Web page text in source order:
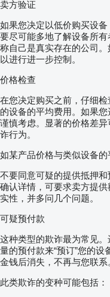
卖方验证
如果您决定以低价购买设
要尽可能多地了解设备所
称自己是真实存在的公司
以进行进一步控制。
价格检查
在您决定购买之前，仔细
的设备的平均费用。如果
谨慎考虑。显著的价格差
诈行为。
如某产品价格与类似设备的
不要同意可疑的提供抵押
确认详情，可要求卖方提
实性，并多问几个问题。
可疑预付款
这种类型的欺诈最为常见
量的预付款来“预订”您的
金钱后消失，不再与您联系
此类欺诈的变种可能包括：